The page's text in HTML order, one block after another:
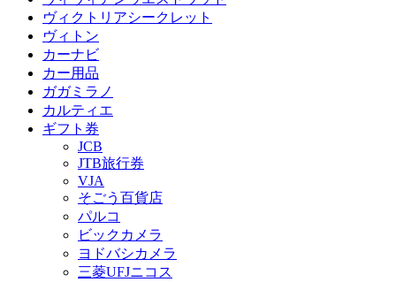
ヴィクトリアシークレット
ヴィトン
カーナビ
カー用品
ガガミラノ
カルティエ
ギフト券
JCB
JTB旅行券
VJA
そごう百貨店
パルコ
ビックカメラ
ヨドバシカメラ
三菱UFJニコス